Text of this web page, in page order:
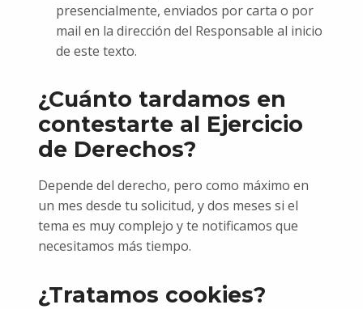
presencialmente, enviados por carta o por
mail en la dirección del Responsable al inicio
de este texto.
¿Cuánto tardamos en
contestarte al Ejercicio
de Derechos?
Depende del derecho, pero como máximo en
un mes desde tu solicitud, y dos meses si el
tema es muy complejo y te notificamos que
necesitamos más tiempo.
¿Tratamos cookies?